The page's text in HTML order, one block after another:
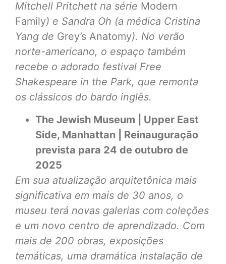
Mitchell Pritchett na série Modern
Family) e Sandra Oh (a médica Cristina
Yang de Grey’s Anatomy). No verão
norte-americano, o espaço também
recebe o adorado festival Free
Shakespeare in the Park, que remonta
os clássicos do bardo inglês.
The Jewish Museum | Upper East
Side, Manhattan | Reinauguração
prevista para 24 de outubro de
2025
Em sua atualização arquitetônica mais
significativa em mais de 30 anos, o
museu terá novas galerias com coleções
e um novo centro de aprendizado. Com
mais de 200 obras, exposições
temáticas, uma dramática instalação de